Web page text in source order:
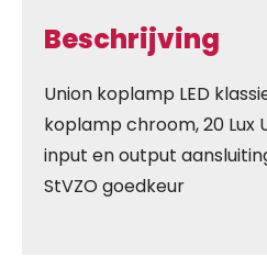
Beschrijving
Union koplamp LED
koplamp chroom, 20 Lux
input en output
StVZO goedkeur